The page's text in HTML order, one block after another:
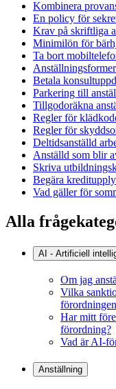
Kombinera
En policy för
Krav på skriftliga
Minimilön för
Ta bort
Anställningsformer
Betala
Parkering till
Tillgodoräkna
Regler för
Regler för
Deltidsanställd
Anställd som blir
Skriva
Begära
Vad gäller för
Alla
AI - Artificiell
Om jag
Vilka
Har mitt
förordning?
Vad är AI-
Anställning